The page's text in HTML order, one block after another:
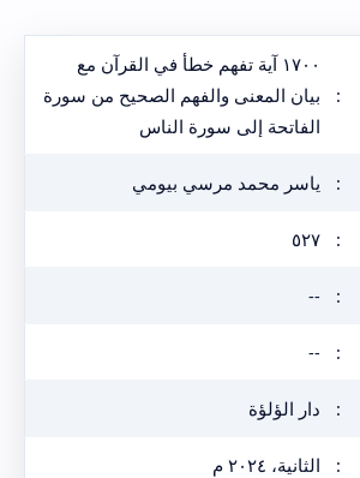
:
١٧٠٠ آية تفهم خطأ في القرآن مع
بيان المعنى والفهم الصحيح من سورة
الفاتحة إلى سورة الناس
: ياسر محمد مرسي بيومي
: ٥٢٧
:
--
:
--
: دار الؤلؤة
: الثانية، ٢٠٢٤ م